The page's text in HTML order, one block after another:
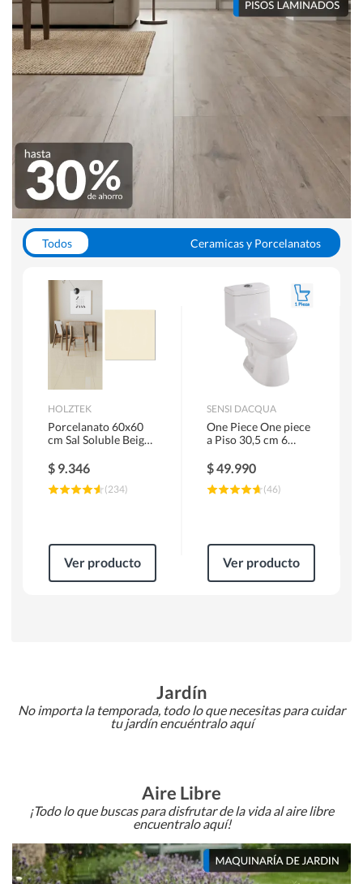
Todos
Ceramicas y Porcelanatos
WC y Sanitarios
Pisos Flotantes y Laminados
Pinturas
HOLZTEK
Porcelanato 60x60
cm Sal Soluble Beige
$ 9.346
(234)
Ver producto
SENSI DACQUA
One Piece One piece
a Piso 30,5 cm 6
$49.990
(46)
Ver producto
Jardín
No importa la temporada, todo lo que necesitas para cuidar
tu jardín encuéntralo aquí
Aire Libre
¡Todo lo que buscas para disfrutar de la vida al aire libre
encuentralo aquí!